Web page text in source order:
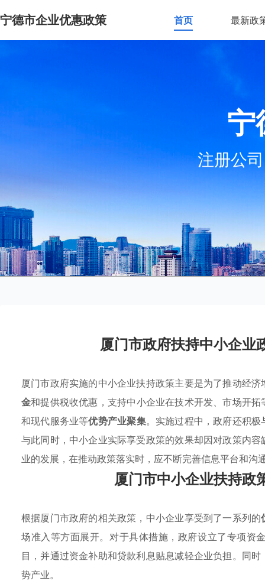
宁德市企业优惠政策 首页 最新政
宁
注册公
厦门市政府扶持中小企业
厦门市政府实施的中小企业扶持政策主要是为了推动经
金和提供税收优惠，支持中小企业在技术开发、市场开
和现代服务业等优势产业聚集。实施过程中，政府还积
与此同时，中小企业实际享受政策的效果却因对政策内
业的发展，在推动政策落实时，应不断完善信息平台和沟
厦门市中小企业扶持政
根据厦门市政府的相关政策，中小企业享受到了一系列的
场准入等方面展开。对于具体措施，政府设立了专项资
目，并通过资金补助和贷款利息贴息减轻企业负担。同
势产业。